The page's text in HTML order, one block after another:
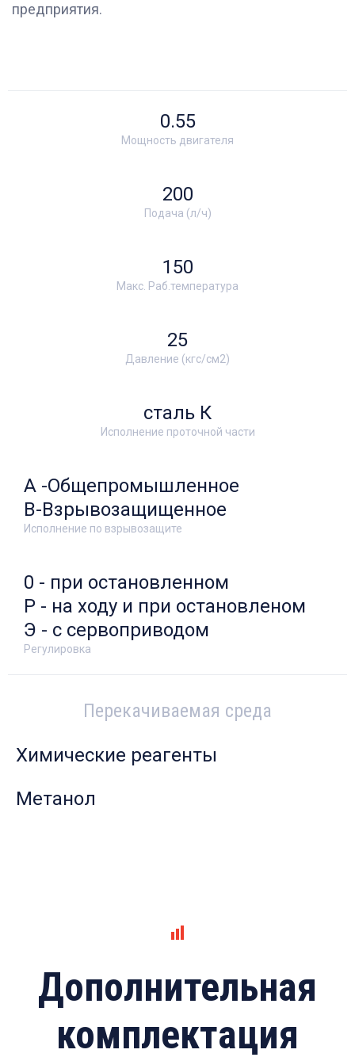
предприятия.
Мощность двигателя
0.55
Подача (л/ч)
200
Макс. Раб.температура
150
Давление (кгс/см2)
25
Исполнение проточной части
сталь К
Исполнение по взрывозащите
А -Общепромышленное
В-Взрывозащищенное
Регулировка
0 - при остановленном
Р - на ходу и при остановленом
Э - с сервоприводом
Перекачиваемая среда
Химические реагенты
Метанол
Дополнительная
комплектация